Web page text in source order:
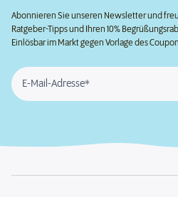
Abonnieren Sie unseren Newsletter und
Ratgeber-Tipps und Ihren 10%
Einlösbar im Markt gegen Vorlage des
E-Mail-Adresse*